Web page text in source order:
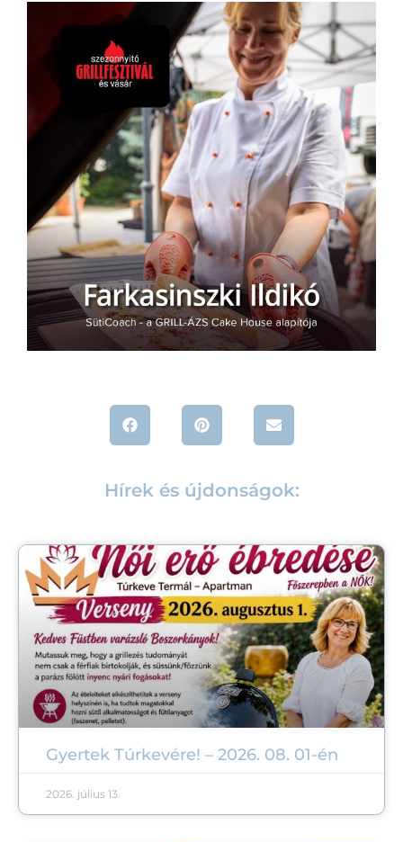
Hírek és újdonságok:
Gyertek Túrkevére! – 2026. 08. 01-én
2026. július 13.